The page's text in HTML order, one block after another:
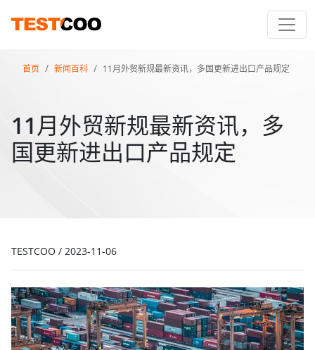
首页 新闻百科 11月外贸新规最新资讯，多国更新进出口产品规定
11月外贸新规最新资讯，多
国更新进出口产品规定
TESTCOO / 2023-11-06